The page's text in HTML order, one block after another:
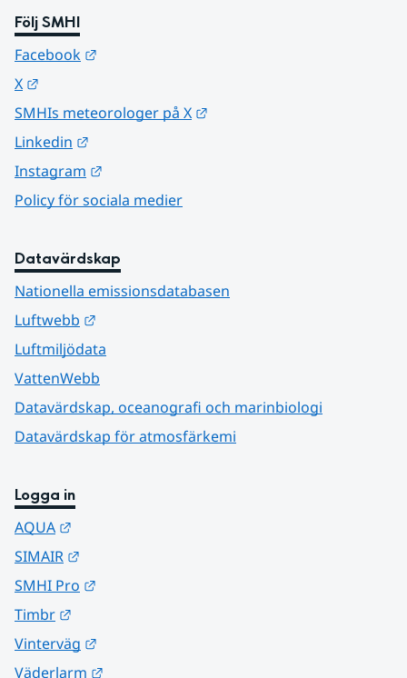
Följ SMHI
Facebook
X
SMHIs meteorologer på X
Linkedin
Instagram
Policy för sociala medier
Datavärdskap
Nationella emissionsdatabasen
Luftwebb
Luftmiljödata
VattenWebb
Datavärdskap, oceanografi och marinbiologi
Datavärdskap för atmosfärkemi
Logga in
AQUA
SIMAIR
SMHI Pro
Timbr
Vinterväg
Väderlarm